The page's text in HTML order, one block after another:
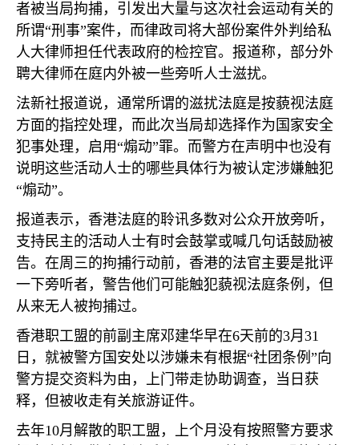
者被当局拘捕，引发出大量与这次社会运动有关的
所谓“刑事”案件，而律政司将大部份案件外判给私
人大律师担任代表政府的检控官。报道称，部分外
聘大律师在庭内外被一些旁听人士滋扰。
法新社报道说，通常所谓的滋扰法庭是按藐视法庭
方面的指控处理，而此次当局却选择作为国家安全
犯事处理，启用“煽动”罪。而警方在声明中也没有
说明这些活动人士的哪些具体行为被认定涉嫌触犯
“煽动”。
报道表示，香港法庭的聆讯多数对公众开放旁听，
支持民主的活动人士有时会鼓掌或喊几句话鼓励被
告。在周三的拘捕行动前，香港的法官主要是批评
一下旁听者，警告他们可能触犯藐视法庭条例，但
从来无人被拘捕过。
香港职工盟的前副主席邓建华早在6天前的3月 31
日，就被警方国安处以涉嫌未有根据“社团条例”向
警方提交资料为由，上门带走协助调查，当日获
释，但被收走有关旅游证件。
去年10月解散的职工盟，上个月没有按照警方要求